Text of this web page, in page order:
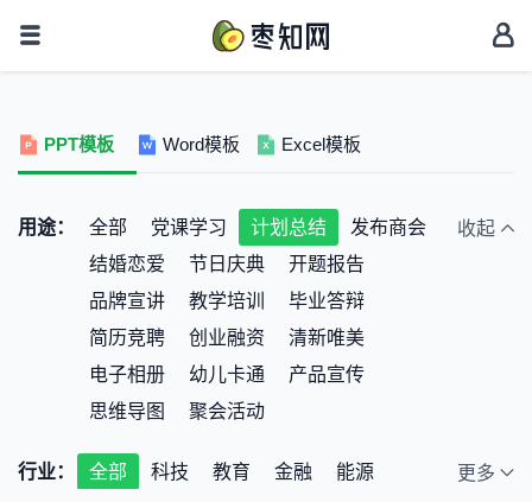
PPT模板 Word模板 Excel模板
用途： 全部 党课学习 计划总结
发布商会
结婚恋爱
节日庆典
开题报告
品牌宣讲
教学培训
毕业答辩
简历竞聘
创业融资
清新唯美
电子相册
幼儿卡通
产品宣传
思维导图
聚会活动
收起
行业： 全部 科技 教育 金融
能源
更多